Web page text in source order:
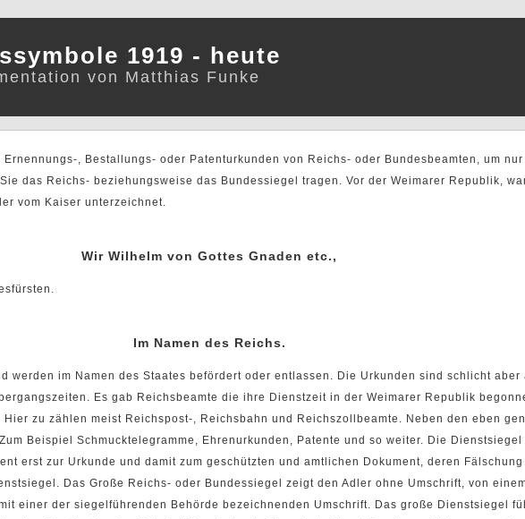
1919 - heute
von Matthias Funke
, Bestallungs- oder Patenturkunden von Reichs- oder Bundesbeamten, um
das Reichs- beziehungsweise das Bundessiegel tragen. Vor der Weimarer Republik,
vom Kaiser unterzeichnet.
Wir Wilhelm von Gottes Gnaden etc.,
Im Namen des Reichs.
werden im Namen des Staates befördert oder entlassen. Die Urkunden sind schlicht aber
Es gab Reichsbeamte die ihre Dienstzeit in der Weimarer Republik
zu zählen meist Reichspost-, Reichsbahn und Reichszollbeamte. Neben den eben
Beispiel Schmucktelegramme, Ehrenurkunden, Patente und so weiter. Die
erst zur Urkunde und damit zum geschützten und amtlichen Dokument, deren
Das Große Reichs- oder Bundessiegel zeigt den Adler ohne Umschrift, von
einer der siegelführenden Behörde bezeichnenden Umschrift. Das große Dienstsiegel